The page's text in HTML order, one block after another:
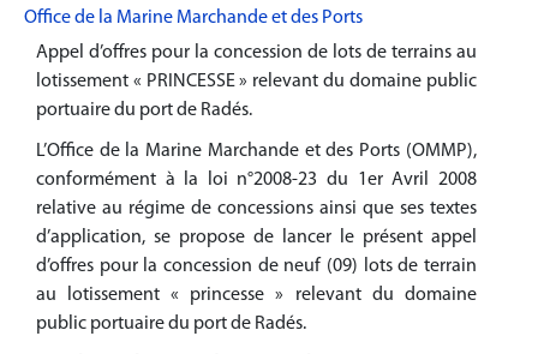
Office de la Marine Marchande et des Ports
Appel d’offres pour la concession de lots de terrains au
lotissement « PRINCESSE » relevant du domaine public
portuaire du port de Radés.
L’Office de la Marine Marchande et des Ports (OMMP),
conformément à la loi n°2008-23 du 1er Avril 2008
relative au régime de concessions ainsi que ses textes
d’application, se propose de lancer le présent appel
d’offres pour la concession de neuf (09) lots de terrain
au lotissement « princesse » relevant du domaine
public portuaire du port de Radés.